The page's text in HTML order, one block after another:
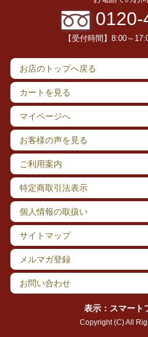
0120-
【受付時間】8:00～
お店のトップへ戻る
カートを見る
マイページへ
お客様の声を見る
ご利用案内
特定商取引法表示
個人情報の取扱い
サイトマップ
メルマガ登録
お問い合わせ
表示：スマート
Copyright (C) All